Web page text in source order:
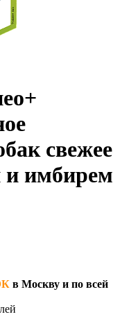
свежее
и имбирем
в Москву и по всей